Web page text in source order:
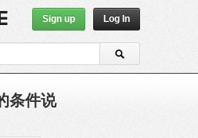
Sign up Log In
条件说